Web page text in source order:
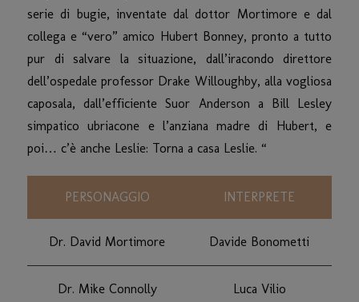
serie di bugie, inventate dal dottor Mortimore e dal
collega e “vero” amico Hubert Bonney, pronto a tutto
pur di salvare la situazione, dall’iracondo direttore
dell’ospedale professor Drake Willoughby, alla vogliosa
caposala, dall’efficiente Suor Anderson a Bill Lesley
simpatico ubriacone e l’anziana madre di Hubert, e
poi… c’è anche Leslie: Torna a casa Leslie. “
PERSONAGGIO INTERPRETE
Dr. David Mortimore Davide Bonometti
Dr. Mike Connolly Luca Vilio